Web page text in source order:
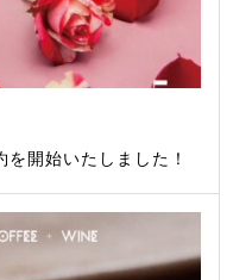
開始いたしました！